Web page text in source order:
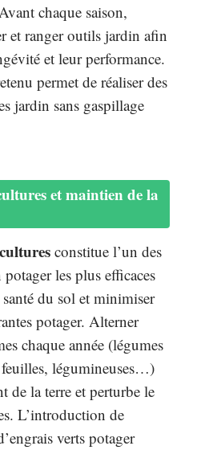
chaque saison,
et ranger outils jardin afin
et leur performance.
permet de réaliser des
jardin sans gaspillage
et maintien de la
constitue l’un des
les plus efficaces
du sol et minimiser
potager. Alterner
chaque année (légumes
feuilles, légumineuses…)
de la terre et perturbe le
L’introduction de
verts potager